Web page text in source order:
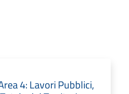
4: Lavori Pubblici,